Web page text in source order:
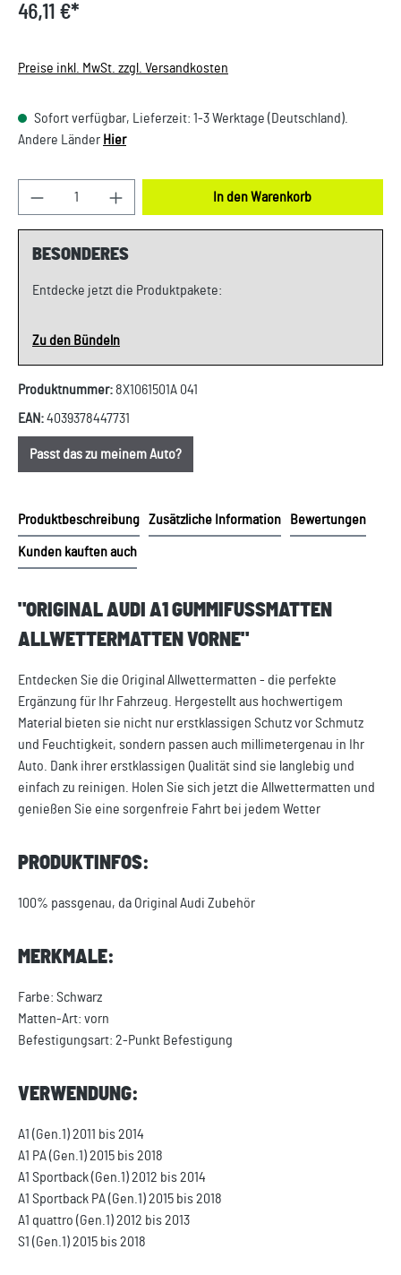
46,11 €*
Preise inkl. MwSt. zzgl. Versandkosten
Sofort verfügbar, Lieferzeit: 1-3 Werktage (Deutschland).
Andere Länder Hier
Produkt Anzahl: Gib den gewünschten Wert ein
In den Warenkorb
BESONDERES
Entdecke jetzt die Produktpakete:
Zu den Bündeln
Produktnummer: 8X1061501A 041
EAN:4039378447731
Passt das zu meinem Auto?
Produktbeschreibung Zusätzliche Information Bewertungen
Kunden kauften auch
"ORIGINAL AUDI A1 GUMMIFUSSMATTEN A
LLWETTERMATTEN VORNE"
Entdecken Sie die Original Allwettermatten - die perfekte
Ergänzung für Ihr Fahrzeug. Hergestellt aus hochwertigem
Material bieten sie nicht nur erstklassigen Schutz vor Schmutz
und Feuchtigkeit, sondern passen auch millimetergenau in Ihr
Auto. Dank ihrer erstklassigen Qualität sind sie langlebig und
einfach zu reinigen. Holen Sie sich jetzt die Allwettermatten und
genießen Sie eine sorgenfreie Fahrt bei jedem Wetter
PRODUKTINFOS:
100% passgenau, da Original Audi Zubehör
MERKMALE:
Farbe: Schwarz
Matten-Art: vorn
Befestigungsart: 2-Punkt Befestigung
VERWENDUNG:
A1 (Gen.1) 2011 bis 2014
A1 PA (Gen.1) 2015 bis 2018
A1 Sportback (Gen.1) 2012 bis 2014
A1 Sportback PA (Gen.1) 2015 bis 2018
A1 quattro (Gen.1) 2012 bis 2013
S1 (Gen.1) 2015 bis 2018